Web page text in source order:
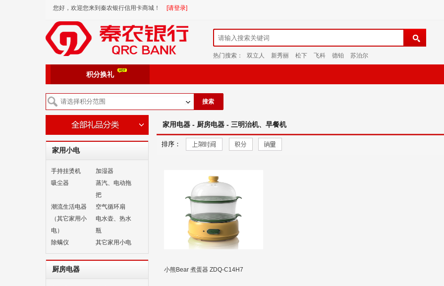
您好，欢迎您来到秦农银行信用卡商城！ [请登录]
热门搜索： 双立人 新秀丽 松下 飞科 德铂 苏泊尔
积分换礼
搜索
家用小电
手持挂烫机
加湿器
吸尘器
蒸汽、电动拖
把
潮流生活电器
（其它家用小
电）
空气循环扇
电水壶、热水
瓶
除螨仪
其它家用小电
厨房电器
家用电器 - 厨房电器 - 三明治机、早餐机
排序：
小熊Bear 煮蛋器 ZDQ-C14H7